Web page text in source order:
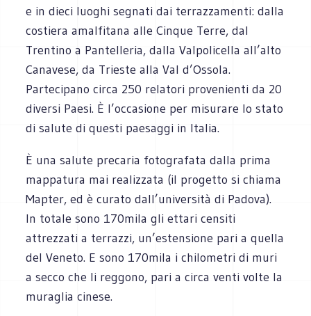
e in dieci luoghi segnati dai terrazzamenti: dalla
costiera amalfitana alle Cinque Terre, dal
Trentino a Pantelleria, dalla Valpolicella all’alto
Canavese, da Trieste alla Val d’Ossola.
Partecipano circa 250 relatori provenienti da 20
diversi Paesi. È l’occasione per misurare lo stato
di salute di questi paesaggi in Italia.
È una salute precaria fotografata dalla prima
mappatura mai realizzata (il progetto si chiama
Mapter, ed è curato dall’università di Padova).
In totale sono 170mila gli ettari censiti
attrezzati a terrazzi, un’estensione pari a quella
del Veneto. E sono 170mila i chilometri di muri
a secco che li reggono, pari a circa venti volte la
muraglia cinese.